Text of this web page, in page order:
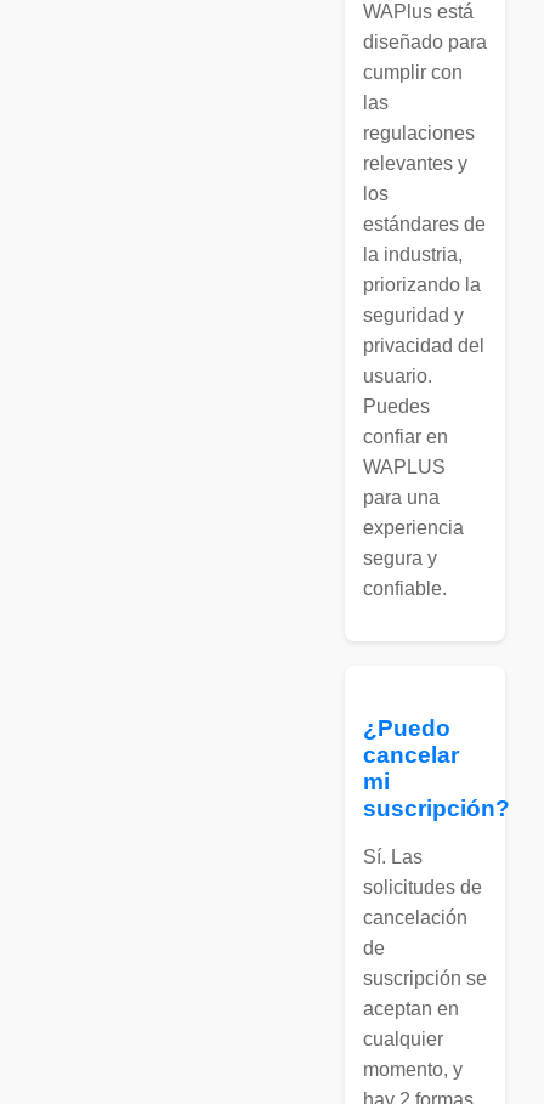
WAPlus está
diseñado para
cumplir con
las
regulaciones
relevantes y
los
estándares de
la industria,
priorizando la
seguridad y
privacidad del
usuario.
Puedes
confiar en
WAPLUS
para una
experiencia
segura y
confiable.
¿Puedo
cancelar
mi
suscripción?
Sí. Las
solicitudes de
cancelación
de
suscripción se
aceptan en
cualquier
momento, y
hay 2 formas